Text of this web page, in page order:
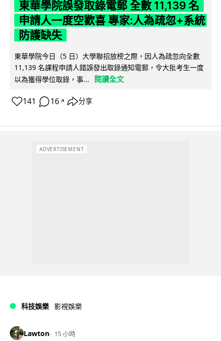
東華學院誤發取錄電郵 全數 11,139 名
申請人一度空歡喜 專家:人為疏忽+系統
防護缺失
東華學院今日（5 日）大學聯招放榜之際，因人為疏忽向全數
11,139 名課程申請人錯誤發出取錄通知電郵，令大批考生一度
以為獲得學位取錄，事...
閱讀全文
141 16 ↗ 分享
ADVERTISEMENT
科技娛樂 影視娛樂
Lawton 15 小時